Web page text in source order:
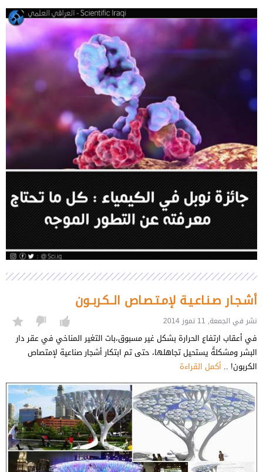
أشـجـار صـنـاعـيـة لإمـتـصـاص الــكـربــون
نشر في الجمعة, 11 تموز 2014
في أعقاب ارتفاع الحرارة بشكل غير مسبوق،بات التغير المناخي في عقر دار
البشر ومشكلةً يستحيل تجاهلها، حتى تم ابتكار أشجار صناعية لإمتصاص
الكربون! .. أكمل القراءة